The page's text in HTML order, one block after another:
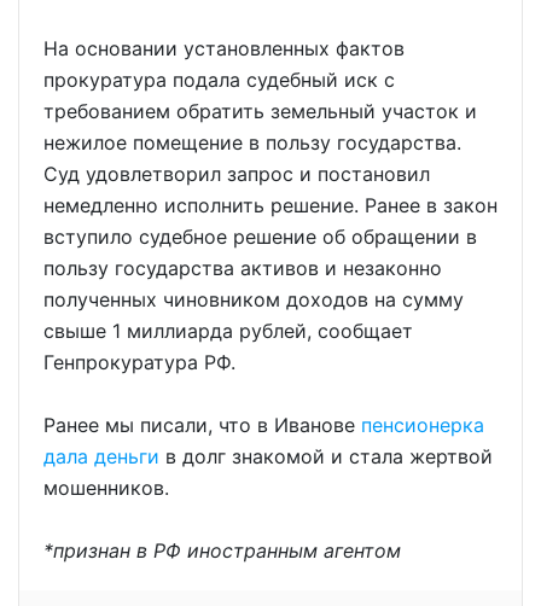
На основании установленных фактов
прокуратура подала судебный иск с
требованием обратить земельный участок и
нежилое помещение в пользу государства.
Суд удовлетворил запрос и постановил
немедленно исполнить решение. Ранее в закон
вступило судебное решение об обращении в
пользу государства активов и незаконно
полученных чиновником доходов на сумму
свыше 1 миллиарда рублей, сообщает
Генпрокуратура РФ.
Ранее мы писали, что в Иванове пенсионерка
дала деньги в долг знакомой и стала жертвой
мошенников.
*признан в РФ иностранным агентом